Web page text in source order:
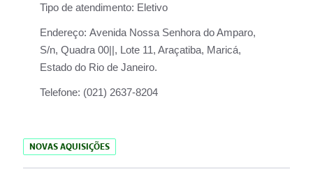
Tipo de atendimento: Eletivo
Endereço: Avenida Nossa Senhora do Amparo,
S/n, Quadra 00||, Lote 11, Araçatiba, Maricá,
Estado do Rio de Janeiro.
Telefone: (021) 2637-8204
NOVAS AQUISIÇÕES